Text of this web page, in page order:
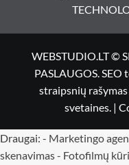
WEBSTUDIO.LT ©
PASLAUGOS.
straipsnių
svetaines. |
Draugai: - Marketingo
skenavimas- Fotofilmų